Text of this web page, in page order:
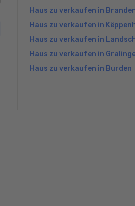
Haus zu verkaufen in
Haus zu verkaufen in
Haus zu verkaufen in
Haus zu verkaufen in
Haus zu verkaufen in Burden